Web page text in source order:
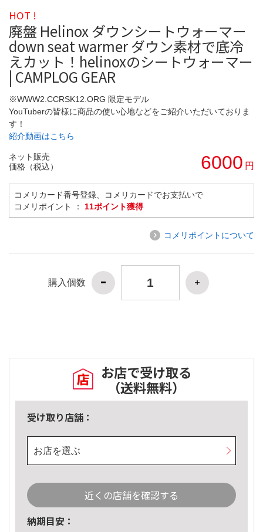
HOT !
廃盤 Helinox ダウンシートウォーマー
down seat warmer ダウン素材で底冷
えカット！helinoxのシートウォーマー
| CAMPLOG GEAR
※WWW2.CCRSK12.ORG 限定モデル
YouTuberの皆様に商品の使い心地などをご紹介いただいておりま
す！
紹介動画はこちら
ネット販売
価格（税込）
6000 円
コメリカード番号登録、コメリカードでお支払いで
コメリポイント ： 11ポイント獲得
コメリポイントについて
購入個数
お店で受け取る
（送料無料）
受け取り店舗：
お店を選ぶ
近くの店舗を確認する
納期目安：